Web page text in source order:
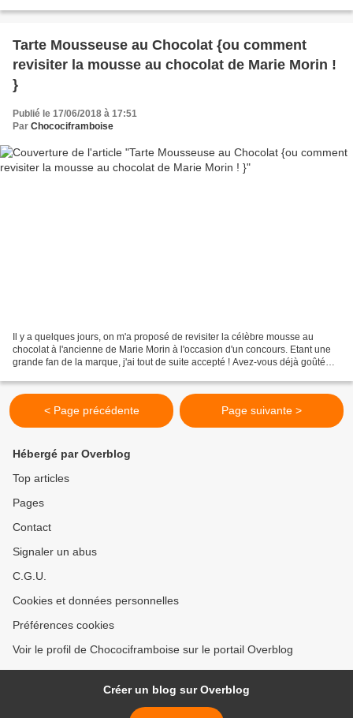
Tarte Mousseuse au Chocolat {ou comment
revisiter la mousse au chocolat de Marie Morin !
}
Publié le 17/06/2018 à 17:51
Par Chocociframboise
Il y a quelques jours, on m'a proposé de revisiter la célèbre mousse au
chocolat à l'ancienne de Marie Morin à l'occasion d'un concours. Etant une
grande fan de la marque, j'ai tout de suite accepté ! Avez-vous déjà goûté
< Page précédente Page suivante >
Hébergé par Overblog
Top articles
Pages
Contact
Signaler un abus
C.G.U.
Cookies et données personnelles
Préférences cookies
Voir le profil de Chocociframboise sur le portail Overblog
Créer un blog sur Overblog